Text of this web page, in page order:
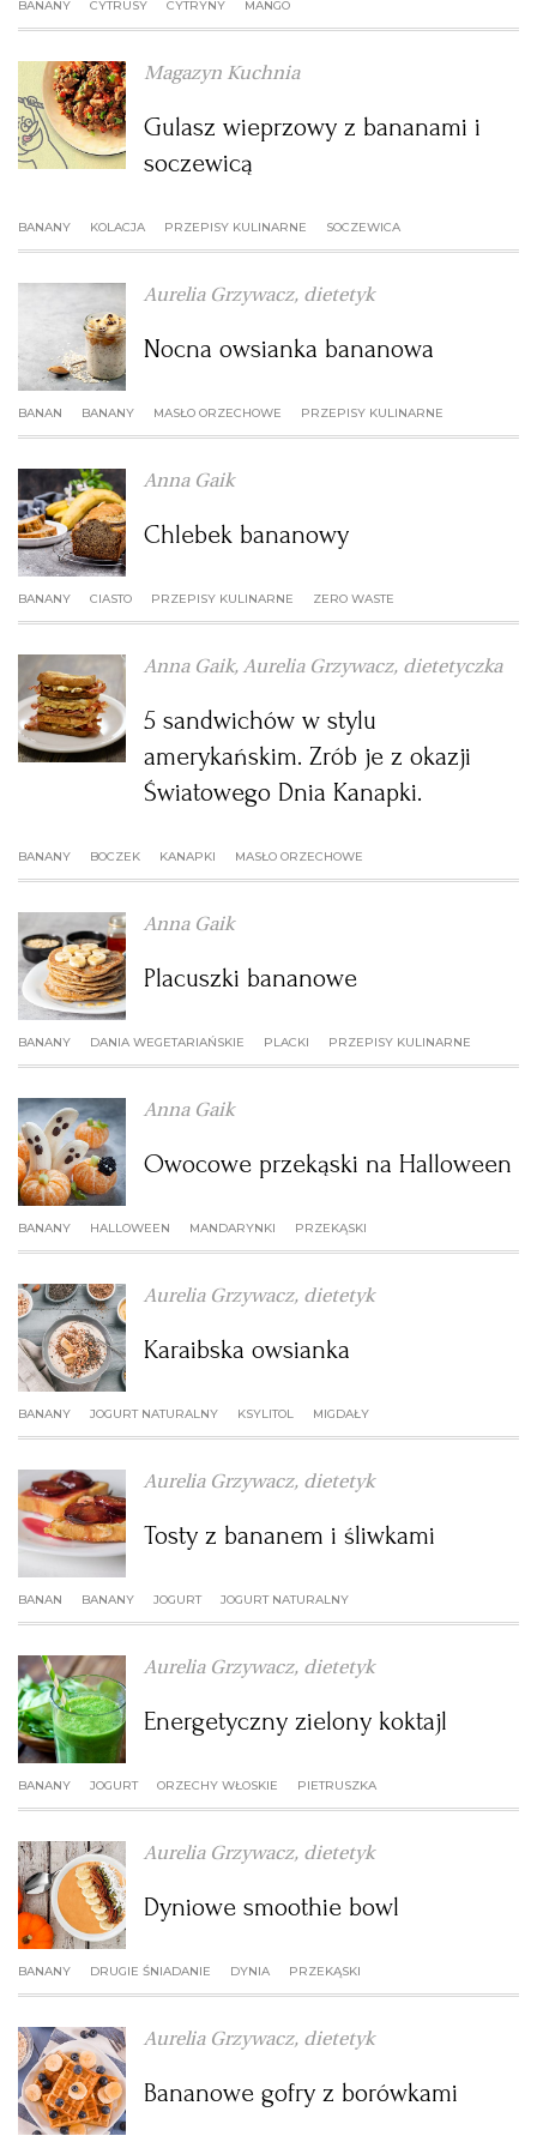
DOMOWE PRZETWORY
SOST, DIPY I INNE DODATKI
KUCHNIA MEKSYKAŃSKA
KUCHNIA HISZPAŃSKA
KUCHNIA NIEMIECKA
GLIWICE
KALISZ
KATOWICE
KRAKÓW
LUBLIN
ŁÓDŹ
OPOLE
POZNAŃ
RADOM
RYBNIK
TORUŃ
TRÓJMIASTO
WAŁBRZYCH
ZAKOPANE
ZIELONA GÓRA
WYBORCZA TV I VOD
KSIĄŻKI. MAGAZYN DO CZYTANIA
NASZA EUROPA
SŁÓWKA. MAGAZYN O JĘZYKU
BIQDATA
ARCHIWUM
INNE SERWISY
SPORT.PL
PUBLIO.PL
KULTURALNYSKLEP.PL
ZDROWIE
PODRÓŻE
WIDEO
FORUM
BANANY CYTRUSY CYTRYNY MANGO
Magazyn Kuchnia
Gulasz wieprzowy z bananami i
soczewicą
BANANY KOLACJA PRZEPISY KULINARNE SOCZEWICA
Aurelia Grzywacz, dietetyk
Nocna owsianka bananowa
BANAN BANANY MASŁO ORZECHOWE PRZEPISY KULINARNE
Anna Gaik
Chlebek bananowy
BANANY CIASTO PRZEPISY KULINARNE ZERO WASTE
Anna Gaik, Aurelia Grzywacz, dietetyczka
5 sandwichów w stylu
amerykańskim. Zrób je z okazji
Światowego Dnia Kanapki.
BANANY BOCZEK KANAPKI MASŁO ORZECHOWE
Anna Gaik
Placuszki bananowe
BANANY DANIA WEGETARIAŃSKIE PLACKI PRZEPISY KULINARNE
Anna Gaik
Owocowe przekąski na Halloween
BANANY HALLOWEEN MANDARYNKI PRZEKĄSKI
Aurelia Grzywacz, dietetyk
Karaibska owsianka
BANANY JOGURT NATURALNY KSYLITOL MIGDAŁY
Aurelia Grzywacz, dietetyk
Tosty z bananem i śliwkami
BANAN BANANY JOGURT JOGURT NATURALNY
Aurelia Grzywacz, dietetyk
Energetyczny zielony koktajl
BANANY JOGURT ORZECHY WŁOSKIE PIETRUSZKA
Aurelia Grzywacz, dietetyk
Dyniowe smoothie bowl
BANANY DRUGIE ŚNIADANIE DYNIA PRZEKĄSKI
Aurelia Grzywacz, dietetyk
Bananowe gofry z borówkami